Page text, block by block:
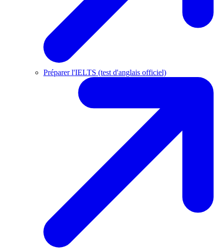
Préparer l'IELTS (test d'anglais officiel)